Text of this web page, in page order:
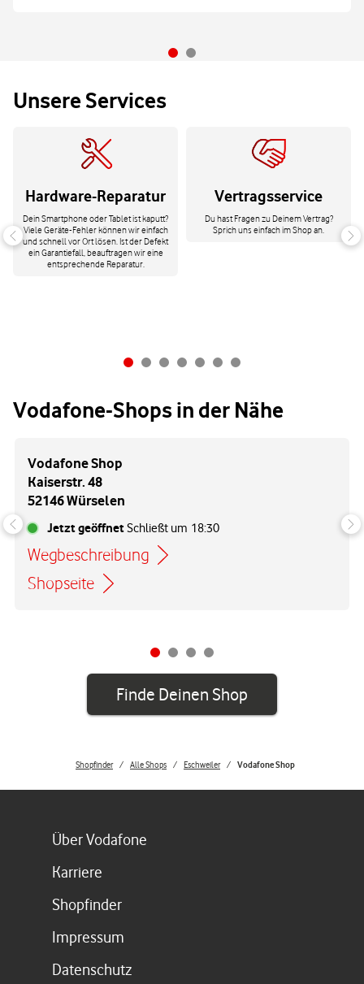
Unsere Services
Hardware-Reparatur
Dein Smartphone oder Tablet ist kaputt?
Viele Geräte-Fehler können wir einfach
und schnell vor Ort lösen. Ist der Defekt
ein Garantiefall, beauftragen wir eine
entsprechende Reparatur.
Vertragsservice
Du hast Fragen zu Deinem Vertrag?
Sprich uns einfach im Shop an.
Vodafone-Shops in der Nähe
Vodafone Shop
Kaiserstr. 48
52146 Würselen
Jetzt geöffnetSchließt um 18:30
Wegbeschreibung
Link öffnet in einem neuen Tab
Shopseite
Finde Deinen Shop
Shopfinder Alle Shops Eschweiler Vodafone Shop
Über Vodafone
Karriere
ShopfinderLink öffnet in einem neuen Tab
Impressum
Datenschutz